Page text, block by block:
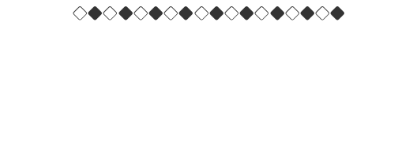
◇◆◇◆◇◆◇◆◇◆◇◆◇◆◇◆◇◆